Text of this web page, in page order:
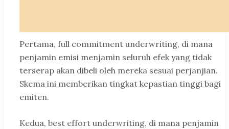
Pertama, full commitment underwriting, di mana
penjamin emisi menjamin seluruh efek yang tidak
terserap akan dibeli oleh mereka sesuai perjanjian.
Skema ini memberikan tingkat kepastian tinggi bagi
emiten.
Kedua, best effort underwriting, di mana penjamin